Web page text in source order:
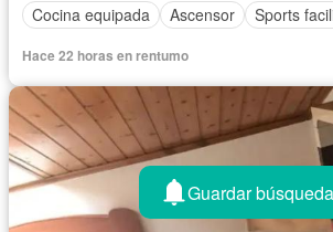
Cocina equipada
Ascensor Sports
Hace 22 horas en rentumo
Guardar búsqueda